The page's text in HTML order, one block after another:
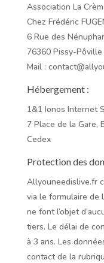
Association La
Chez Frédéric
6 Rue des
76360 Pissy-Pôville
Mail :
Hébergement :
1&1 Ionos Internet
7 Place de la Gare,
Cedex
Protection des
Allyouneedislive.fr
via le formulaire de
ne font l’objet
tiers. Le délai de
à 3 ans. Les
contact de la